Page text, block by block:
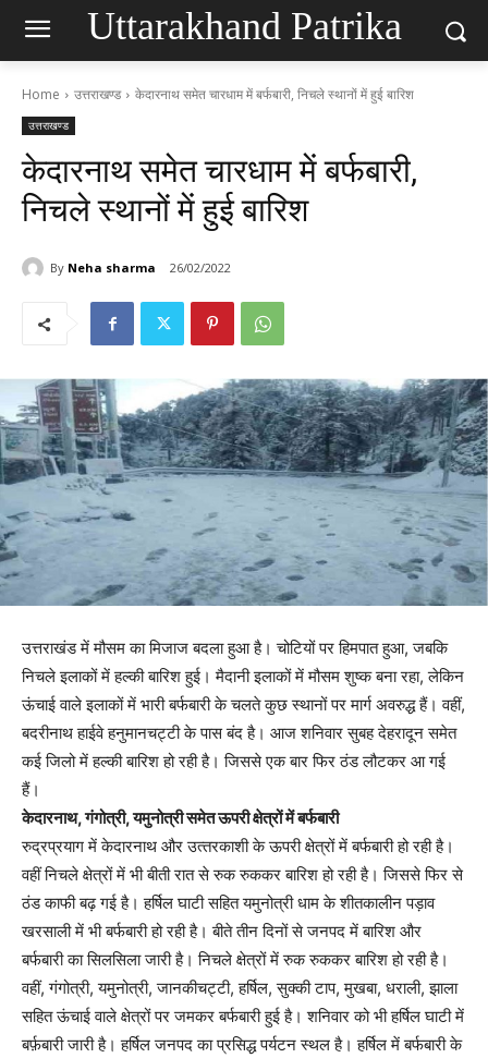
Uttarakhand Patrika
Home उत्तराखण्ड केदारनाथ समेत चारधाम में बर्फबारी, निचले स्थानों में हुई बारिश
उत्तराखण्ड
केदारनाथ समेत चारधाम में बर्फबारी,
निचले स्थानों में हुई बारिश
By Neha sharma 26/02/2022
उत्तराखंड में मौसम का मिजाज बदला हुआ है। चोटियों पर हिमपात हुआ, जबकि
निचले इलाकों में हल्की बारिश हुई। मैदानी इलाकों में मौसम शुष्क बना रहा, लेकिन
ऊंचाई वाले इलाकों में भारी बर्फबारी के चलते कुछ स्थानों पर मार्ग अवरुद्ध हैं। वहीं,
बदरीनाथ हाईवे हनुमानचट्टी के पास बंद है। आज शनिवार सुबह देहरादून समेत
कई जिलो में हल्‍की बारिश हो रही है। जिससे एक बार फिर ठंड लौटकर आ गई
हैं।
केदारनाथ, गंगोत्री, यमुनोत्री समेत ऊपरी क्षेत्रों में बर्फबारी
रुद्रप्रयाग में केदारनाथ और उत्‍तरकाशी के ऊपरी क्षेत्रों में बर्फबारी हो रही है।
वहीं निचले क्षेत्रों में भी बीती रात से रुक रुककर बारिश हो रही है। जिससे फिर से
ठंड काफी बढ़ गई है। हर्षिल घाटी सहित यमुनोत्री धाम के शीतकालीन पड़ाव
खरसाली में भी बर्फबारी हो रही है। बीते तीन दिनों से जनपद में बारिश और
बर्फबारी का सिलसिला जारी है। निचले क्षेत्रों में रुक रुककर बारिश हो रही है।
वहीं, गंगोत्री, यमुनोत्री, जानकीचट्टी, हर्षिल, सुक्की टाप, मुखबा, धराली, झाला
सहित ऊंचाई वाले क्षेत्रों पर जमकर बर्फबारी हुई है। शनिवार को भी हर्षिल घाटी में
बर्फ़बारी जारी है। हर्षिल जनपद का प्रसिद्ध पर्यटन स्थल है। हर्षिल में बर्फबारी के